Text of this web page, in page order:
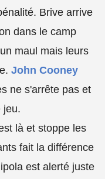
Brive arrive
dans le camp
maul mais leurs
John Cooney
ne s'arrête pas et
jeu.
là et stoppe les
fait la différence
est alerté juste